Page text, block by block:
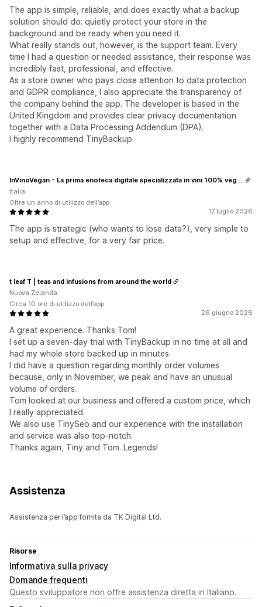
The app is simple, reliable, and does exactly what a backup
solution should do: quietly protect your store in the
background and be ready when you need it.
What really stands out, however, is the support team. Every
time I had a question or needed assistance, their response was
incredibly fast, professional, and effective.
As a store owner who pays close attention to data protection
and GDPR compliance, I also appreciate the transparency of
the company behind the app. The developer is based in the
United Kingdom and provides clear privacy documentation
together with a Data Processing Addendum (DPA).
I highly recommend TinyBackup.
17 luglio 2026
The app is strategic (who wants to lose data?), very simple to
setup and effective, for a very fair price.
InVinoVegan - La prima enoteca digitale specializzata in vini 100% vegani
Italia
Oltre un anno di utilizzo dell’app
26 giugno 2026
A great experience. Thanks Tom!
I set up a seven-day trial with TinyBackup in no time at all and
had my whole store backed up in minutes.
I did have a question regarding monthly order volumes
because, only in November, we peak and have an unusual
volume of orders.
Tom looked at our business and offered a custom price, which
I really appreciated.
We also use TinySeo and our experience with the installation
and service was also top-notch.
Thanks again, Tiny and Tom. Legends!
t leaf T | teas and infusions from around the world
Nuova Zelanda
Circa 10 ore di utilizzo dell’app
Assistenza
Assistenza per l’app fornita da TK Digital Ltd.
Risorse
Informativa sulla privacy
Domande frequenti
Questo sviluppatore non offre assistenza diretta in Italiano.